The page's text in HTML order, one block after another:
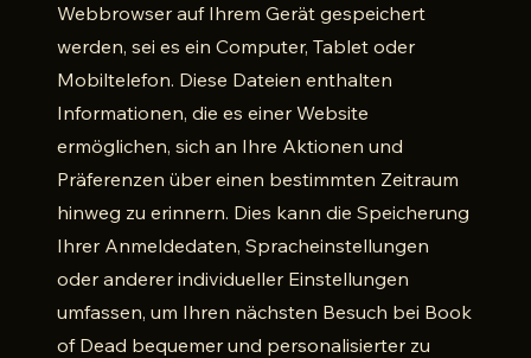
Webbrowser auf Ihrem Gerät gespeichert
werden, sei es ein Computer, Tablet oder
Mobiltelefon. Diese Dateien enthalten
Informationen, die es einer Website
ermöglichen, sich an Ihre Aktionen und
Präferenzen über einen bestimmten Zeitraum
hinweg zu erinnern. Dies kann die Speicherung
Ihrer Anmeldedaten, Spracheinstellungen
oder anderer individueller Einstellungen
umfassen, um Ihren nächsten Besuch bei Book
of Dead bequemer und personalisierter zu